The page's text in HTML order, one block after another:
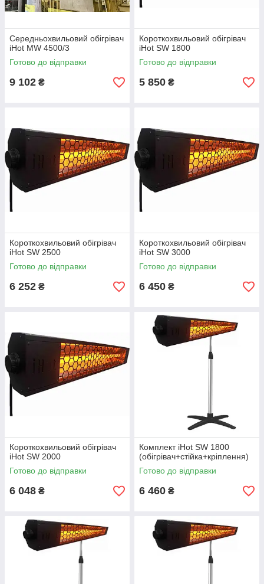
Середньохвильовий обігрівач
iHot MW 4500/3
Готово до відправки
9 102 ₴
Короткохвильовий обігрівач
iHot SW 1800
Готово до відправки
5 850 ₴
Короткохвильовий обігрівач
iHot SW 2500
Готово до відправки
6 252 ₴
Короткохвильовий обігрівач
iHot SW 3000
Готово до відправки
6 450 ₴
Короткохвильовий обігрівач
iHot SW 2000
Готово до відправки
6 048 ₴
Комплект iHot SW 1800
(обігрівач+стійка+кріплення)
Готово до відправки
6 460 ₴